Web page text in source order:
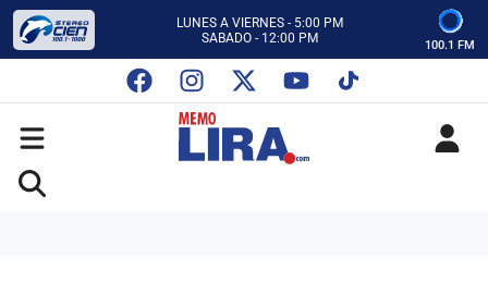
LUNES A VIERNES - 5:00 PM
SABADO - 12:00 PM
CON MEMO LIRA Y SU EQUIPO
LUNES A VIERNES - 5:00 PM
SABADO - 12:00 PM
100.1 FM